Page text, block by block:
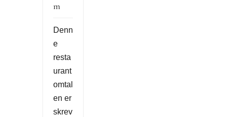
m
Denn
e
resta
urant
omtal
en er
skrev